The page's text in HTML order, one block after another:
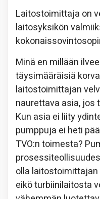
Laitostoimittaja on
laitosyksikön
Minä en millään
täysimääräisiä
laitostoimittajan
naurettava asia, jos
Kun asia ei liity
pumppuja ei heti
TVO:n toimesta?
olla
eikö turbiinilaitosta